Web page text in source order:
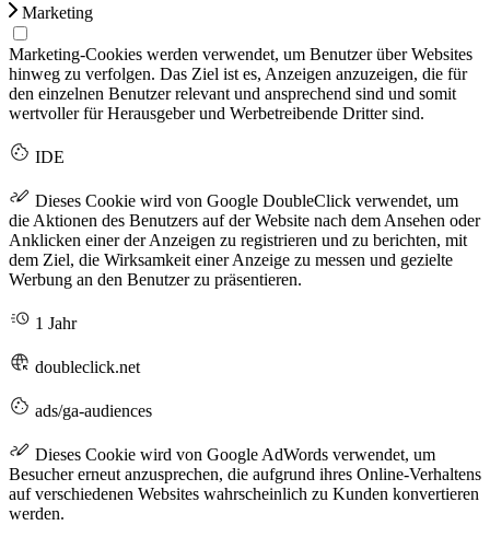
Marketing
Marketing-Cookies werden verwendet, um Benutzer über Websites
hinweg zu verfolgen. Das Ziel ist es, Anzeigen anzuzeigen, die für
den einzelnen Benutzer relevant und ansprechend sind und somit
wertvoller für Herausgeber und Werbetreibende Dritter sind.
IDE
Dieses Cookie wird von Google DoubleClick verwendet, um
die Aktionen des Benutzers auf der Website nach dem Ansehen oder
Anklicken einer der Anzeigen zu registrieren und zu berichten, mit
dem Ziel, die Wirksamkeit einer Anzeige zu messen und gezielte
Werbung an den Benutzer zu präsentieren.
1 Jahr
doubleclick.net
ads/ga-audiences
Dieses Cookie wird von Google AdWords verwendet, um
Besucher erneut anzusprechen, die aufgrund ihres Online-Verhaltens
auf verschiedenen Websites wahrscheinlich zu Kunden konvertieren
werden.